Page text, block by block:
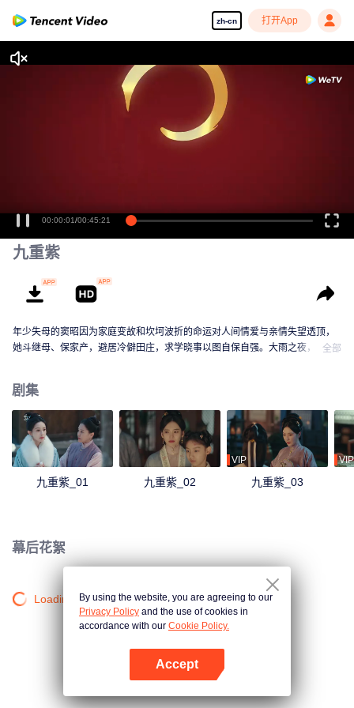
zh-cn 打开App
00:00:01/00:45:21
九重紫
年少失母的窦昭因为家庭变故和坎坷波折的命运对人间情爱与亲情失望透顶，
她斗继母、保家产，避居冷僻田庄，求学晓事以图自保自强。大雨之夜，窦昭
窦昭也在继母的破坏下遭遇换亲流言。二人选择成亲以结同盟、共度困局。曾
经彼此猜忌的他们在相互帮扶中共渡难关，也由此渐渐相知相惜、互为知己。
不料风雨欲来、朝堂骤变，窦昭与宋墨携手面对危局，共同挽救家族命运、解
开英国公府换子疑云、成功阻止辽王谋逆，平忠臣冤案、保家国安宁，活出了
真正属于自己的人生。
全部
剧集
九重紫_01 九重紫_02
VIP
九重紫_03
VIP
幕后花絮
Loading…By using the website, you are agreeing to our
Privacy Policy and the use of cookies in
accordance with our Cookie Policy.
Accept